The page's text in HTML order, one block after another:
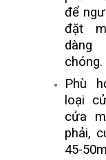
để
đặt
chóng.
Phù
loại
cửa
phải,
45-